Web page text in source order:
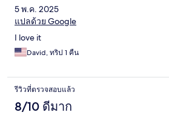
5 พ.ค. 2025
แปลด้วย Google
I love it
David, ทริป 1 คืน
รีวิวที่ตรวจสอบแล้ว
8/10 ดีมาก